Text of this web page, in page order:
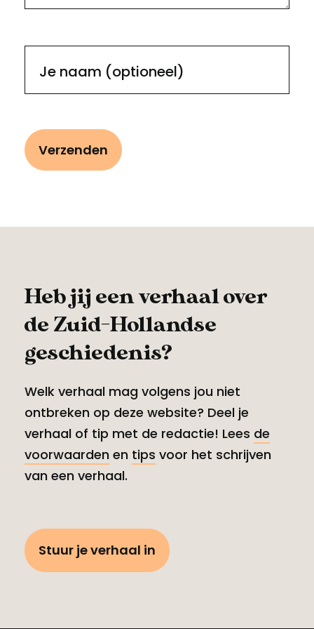
Je naam (optioneel)
Heb jij een verhaal over
de Zuid-Hollandse
geschiedenis?
Welk verhaal mag volgens jou niet
ontbreken op deze website? Deel je
verhaal of tip met de redactie! Lees de
voorwaarden en tips voor het schrijven
van een verhaal.
Stuur je verhaal in